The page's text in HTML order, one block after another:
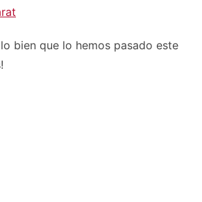
bien que lo hemos pasado este